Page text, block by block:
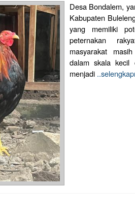
Desa Bondalem,
Kabupaten
yang memiliki
peternakan
masyarakat
dalam skala kecil
menjadi